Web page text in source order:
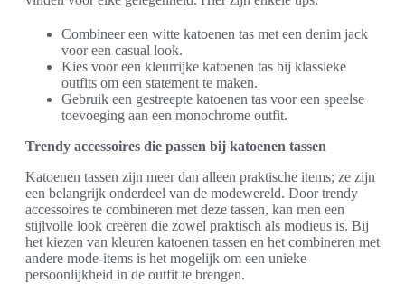
Combineer een witte katoenen tas met een denim jack
voor een casual look.
Kies voor een kleurrijke katoenen tas bij klassieke
outfits om een statement te maken.
Gebruik een gestreepte katoenen tas voor een speelse
toevoeging aan een monochrome outfit.
Trendy accessoires die passen bij katoenen tassen
Katoenen tassen zijn meer dan alleen praktische items; ze zijn
een belangrijk onderdeel van de modewereld. Door trendy
accessoires te combineren met deze tassen, kan men een
stijlvolle look creëren die zowel praktisch als modieus is. Bij
het kiezen van kleuren katoenen tassen en het combineren met
andere mode-items is het mogelijk om een unieke
persoonlijkheid in de outfit te brengen.